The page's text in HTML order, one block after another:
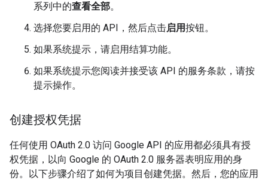
系列中的查看全部。
选择您要启用的 API，然后点击启用按钮。
如果系统提示，请启用结算功能。
如果系统提示您阅读并接受该 API 的服务条款，请按
提示操作。
创建授权凭据
任何使用 OAuth 2.0 访问 Google API 的应用都必须具有授
权凭据，以向 Google 的 OAuth 2.0 服务器表明应用的身
份。以下步骤介绍了如何为项目创建凭据。然后，您的应用